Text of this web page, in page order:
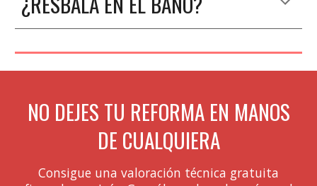
NO DEJES TU REFORMA EN MANOS
DE CUALQUIERA
Consigue una valoración técnica gratuita